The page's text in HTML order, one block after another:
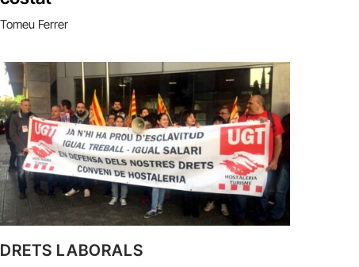
Tomeu Ferrer
DRETS LABORALS